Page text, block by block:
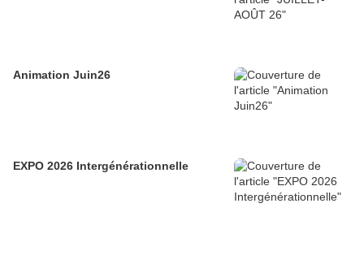
Animation Juin26
EXPO 2026 Intergénérationnelle